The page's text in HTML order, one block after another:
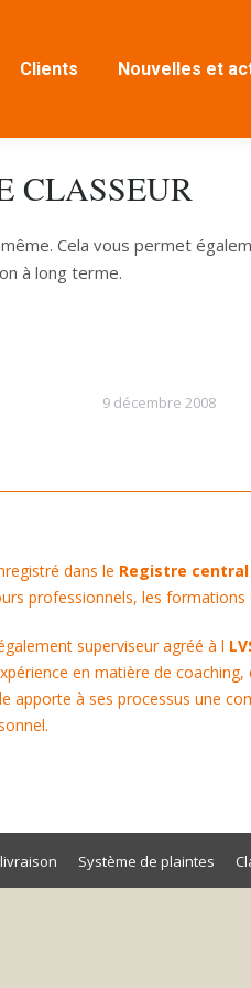
Clients Nouvelles et
CLASSEUR
Cela vous permet
à long terme.
9 décembre 2008
dans le Registre
professionnels, les formations
superviseur agréé à l
en matière de
apporte à ses processus une
Système de plaintes